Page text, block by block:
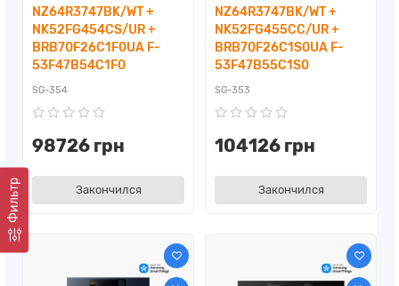
Фильтр
NZ64R3747BK/WT +
NK52FG454CS/UR +
BRB70F26C1F0UA F-
53F47B54C1F0
SG-354
98726 грн
Закончился
NZ64R3747BK/WT +
NK52FG455CC/UR +
BRB70F26C1S0UA F-
53F47B55C1S0
SG-353
104126 грн
Закончился